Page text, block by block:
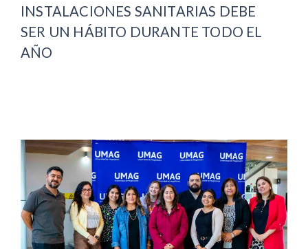
INSTALACIONES SANITARIAS DEBE
SER UN HÁBITO DURANTE TODO EL
AÑO